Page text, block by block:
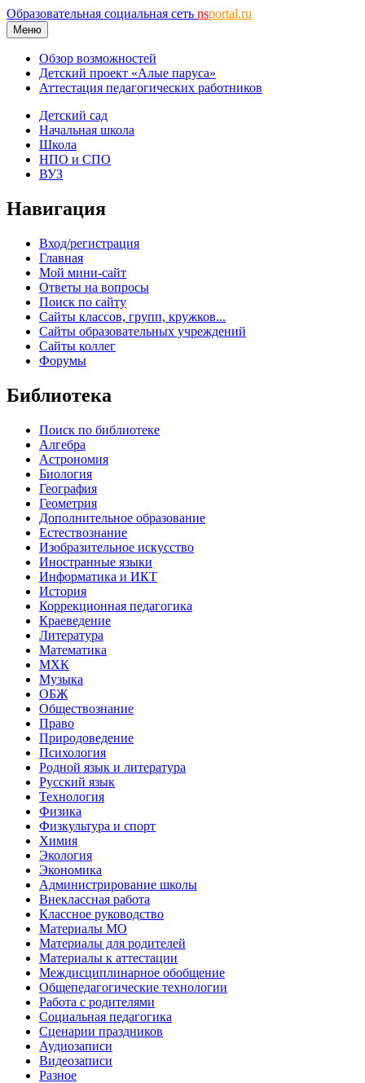
Образовательная социальная сеть nsportal.ru
Меню
Обзор возможностей
Детский проект «Алые паруса»
Аттестация педагогических работников
Детский сад
Начальная школа
Школа
НПО и СПО
ВУЗ
Навигация
Вход/регистрация
Главная
Мой мини-сайт
Ответы на вопросы
Поиск по сайту
Сайты классов, групп, кружков...
Сайты образовательных учреждений
Сайты коллег
Форумы
Библиотека
Поиск по библиотеке
Алгебра
Астрономия
Биология
География
Геометрия
Дополнительное образование
Естествознание
Изобразительное искусство
Иностранные языки
Информатика и ИКТ
История
Коррекционная педагогика
Краеведение
Литература
Математика
МХК
Музыка
ОБЖ
Обществознание
Право
Природоведение
Психология
Родной язык и литература
Русский язык
Технология
Физика
Физкультура и спорт
Химия
Экология
Экономика
Администрирование школы
Внеклассная работа
Классное руководство
Материалы МО
Материалы для родителей
Материалы к аттестации
Междисциплинарное обобщение
Общепедагогические технологии
Работа с родителями
Социальная педагогика
Сценарии праздников
Аудиозаписи
Видеозаписи
Разное